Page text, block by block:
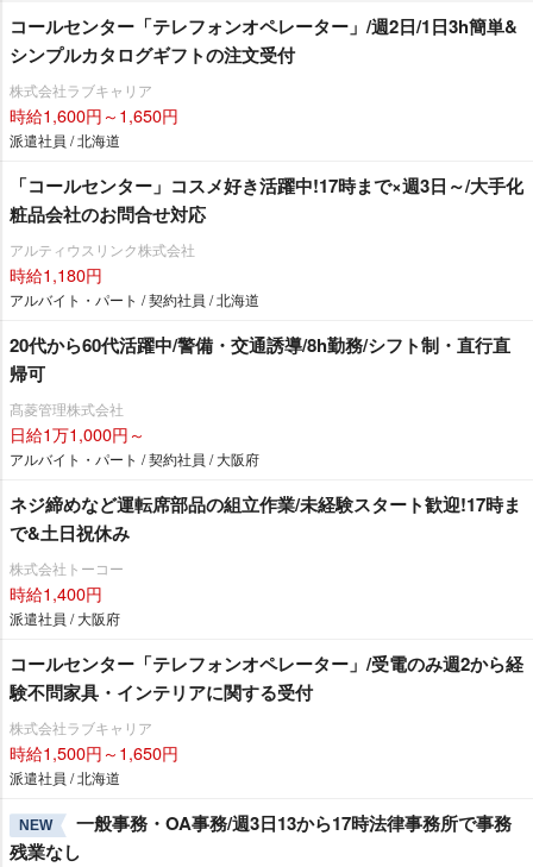
コールセンター「テレフォンオペレーター」/週2日/1日3h簡単&
シンプルカタログギフトの注文受付
株式会社ラブキャリア
時給1,600円～1,650円
派遣社員 / 北海道
「コールセンター」コスメ好き活躍中!17時まで×週3日～/大手化
粧品会社のお問合せ対応
アルティウスリンク株式会社
時給1,180円
アルバイト・パート / 契約社員 / 北海道
20代から60代活躍中/警備・交通誘導/8h勤務/シフト制・直行直
帰可
髙菱管理株式会社
日給1万1,000円～
アルバイト・パート / 契約社員 / 大阪府
ネジ締めなど運転席部品の組立作業/未経験スタート歓迎!17時ま
で&土日祝休み
株式会社トーコー
時給1,400円
派遣社員 / 大阪府
コールセンター「テレフォンオペレーター」/受電のみ週2から経
験不問家具・インテリアに関する受付
株式会社ラブキャリア
時給1,500円～1,650円
派遣社員 / 北海道
NEW
一般事務・OA事務/週3日13から17時法律事務所で事務
残業なし